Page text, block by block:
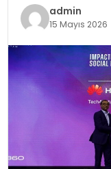
YAŞAMadmin
15 Mayıs 2026